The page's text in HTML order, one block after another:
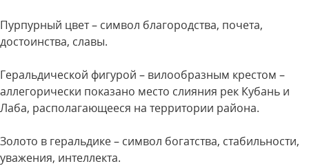
Пурпурный цвет – символ благородства, почета,
достоинства, славы.
Геральдической фигурой – вилообразным крестом –
аллегорически показано место слияния рек Кубань и
Лаба, располагающееся на территории района.
Золото в геральдике – символ богатства, стабильности,
уважения, интеллекта.